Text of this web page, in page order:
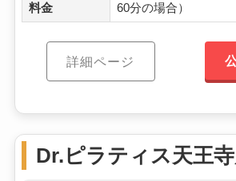
料金
60分の場合）
詳細ページ
Dr.ピラティス天王